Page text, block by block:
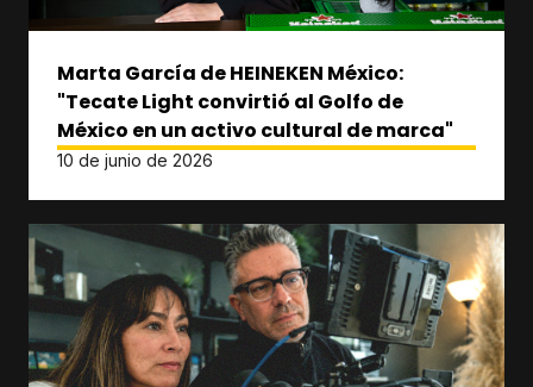
Marta García de HEINEKEN México:
"Tecate Light convirtió al Golfo de
México en un activo cultural de marca"
10 de junio de 2026